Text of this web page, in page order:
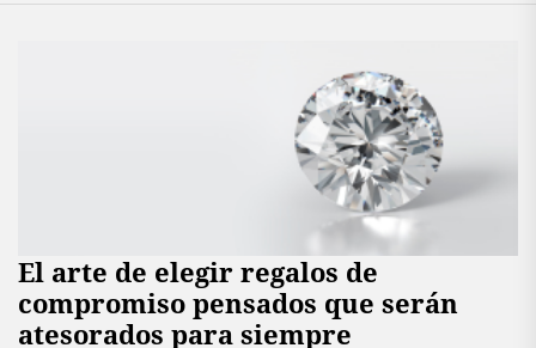
El arte de elegir regalos de
compromiso pensados que serán
atesorados para siempre